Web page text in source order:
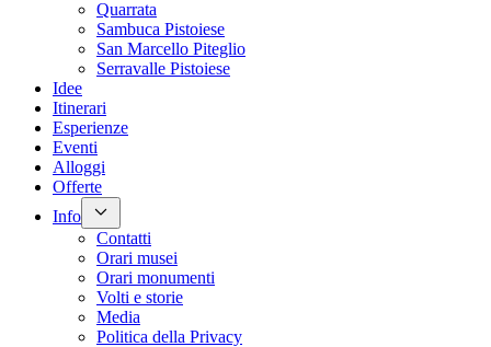
Quarrata
Sambuca Pistoiese
San Marcello Piteglio
Serravalle Pistoiese
Idee
Itinerari
Esperienze
Eventi
Alloggi
Offerte
Info
Contatti
Orari musei
Orari monumenti
Volti e storie
Media
Politica della Privacy